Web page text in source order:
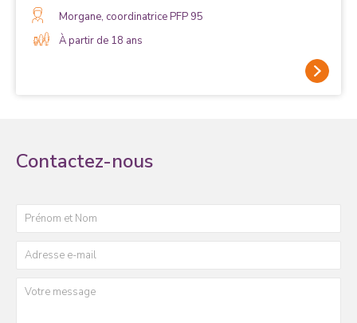
Morgane, coordinatrice PFP 95
À partir de 18 ans
Contactez-nous